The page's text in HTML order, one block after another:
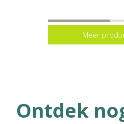
Ontdek